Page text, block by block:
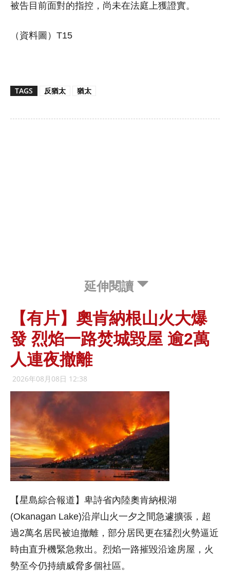
被告目前面對的指控，尚未在法庭上獲證實。
（資料圖）T15
TAGS 反猶太 猶太
延伸閱讀
【有片】奧肯納根山火大爆
發 烈焰一路焚城毀屋 逾2萬
人連夜撤離
2026年08月08日 12:38
【星島綜合報道】卑詩省內陸奧肯納根湖
(Okanagan Lake)沿岸山火一夕之間急遽擴張，超
過2萬名居民被迫撤離，部分居民更在猛烈火勢逼近
時由直升機緊急救出。烈焰一路摧毀沿途房屋，火
勢至今仍持續威脅多個社區。